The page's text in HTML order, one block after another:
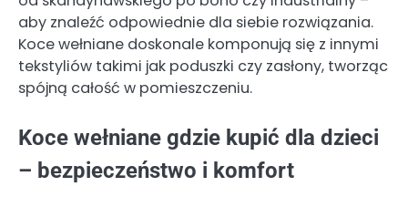
aby znaleźć odpowiednie dla siebie rozwiązania.
Koce wełniane doskonale komponują się z innymi
tekstyliów takimi jak poduszki czy zasłony, tworząc
spójną całość w pomieszczeniu.
Koce wełniane gdzie kupić dla dzieci
– bezpieczeństwo i komfort